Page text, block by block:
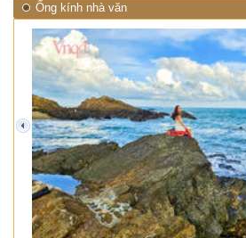
Ống kính nhà văn
prev